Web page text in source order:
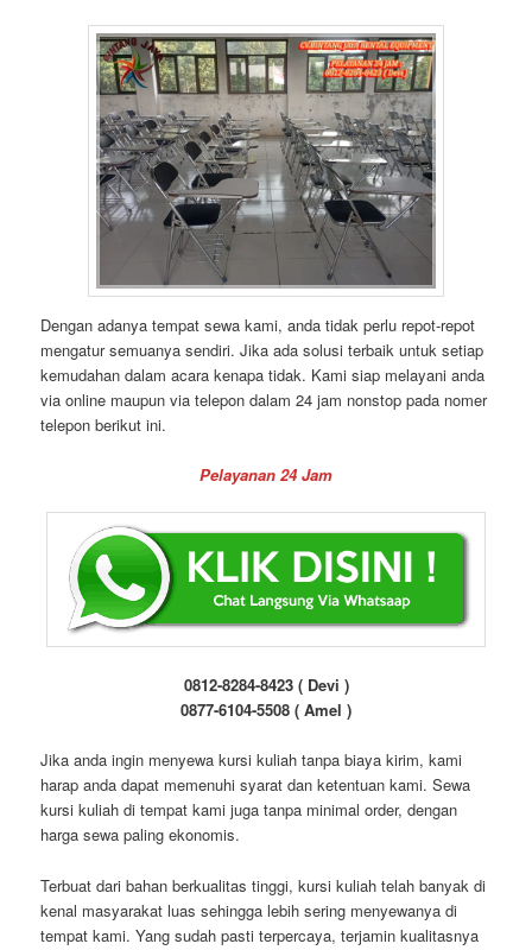
Dengan adanya tempat sewa kami, anda tidak perlu repot-repot
mengatur semuanya sendiri. Jika ada solusi terbaik untuk setiap
kemudahan dalam acara kenapa tidak. Kami siap melayani anda
via online maupun via telepon dalam 24 jam nonstop pada nomer
telepon berikut ini.
Pelayanan 24 Jam
0812-8284-8423 ( Devi )
0877-6104-5508 ( Amel )
Jika anda ingin menyewa kursi kuliah tanpa biaya kirim, kami
harap anda dapat memenuhi syarat dan ketentuan kami. Sewa
kursi kuliah di tempat kami juga tanpa minimal order, dengan
harga sewa paling ekonomis.
Terbuat dari bahan berkualitas tinggi, kursi kuliah telah banyak di
kenal masyarakat luas sehingga lebih sering menyewanya di
tempat kami. Yang sudah pasti terpercaya, terjamin kualitasnya